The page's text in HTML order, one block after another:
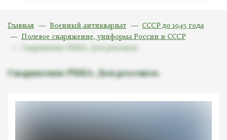
Главная Военный антиквариат
СССР до 1945 года
Полевое снаряжение, униформа России и СССР
Снаряжение РККА. Доп ремешок.